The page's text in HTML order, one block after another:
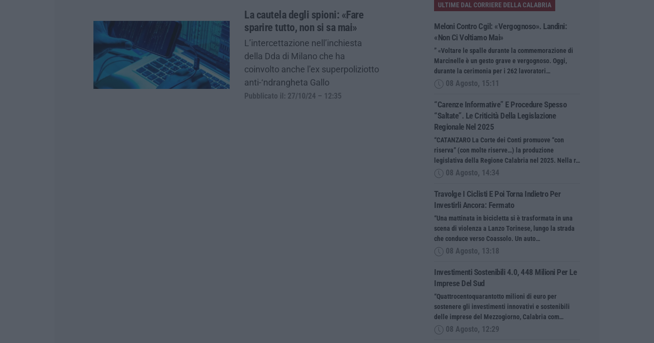
La cautela degli spioni: «Fare
sparire tutto, non si sa mai»
L’intercettazione nell’inchiesta
della Dda di Milano che ha
coinvolto anche l’ex superpoliziotto
anti-‘ndrangheta Gallo
Pubblicato il: 27/10/24 – 12:35
ULTIME DAL CORRIERE DELLA CALABRIA
Meloni Contro Cgil: «Vergognoso». Landini:
«Non Ci Voltiamo Mai»
” «Voltare le spalle durante la commemorazione di
Marcinelle è un gesto grave e vergognoso. Oggi,
durante la cerimonia per i 262 lavoratori…
08 Agosto, 15:11
“Carenze Informative” E Procedure Spesso
“saltate”. Le Criticità Della Legislazione
Regionale Nel 2025
“CATANZARO La Corte dei Conti promuove “con
riserva” (con molte riserve…) la produzione
legislativa della Regione Calabria nel 2025. Nella r…
08 Agosto, 14:34
Travolge I Ciclisti E Poi Torna Indietro Per
Investirli Ancora: Fermato
“Una mattinata in bicicletta si è trasformata in una
scena di violenza a Lanzo Torinese, lungo la strada
che conduce verso Coassolo. Un auto…
08 Agosto, 13:18
Investimenti Sostenibili 4.0, 448 Milioni Per Le
Imprese Del Sud
“Quattrocentoquarantotto milioni di euro per
sostenere gli investimenti innovativi e sostenibili
delle imprese del Mezzogiorno, Calabria com…
08 Agosto, 12:29